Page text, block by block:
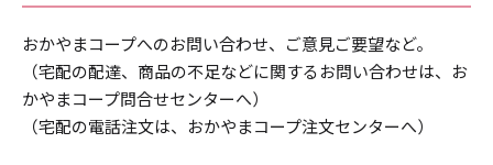
おかやまコープへのお問い合わせ、ご意見ご要望など。
（宅配の配達、商品の不足などに関するお問い合わせは、お
かやまコープ問合せセンターへ）
（宅配の電話注文は、おかやまコープ注文センターへ）